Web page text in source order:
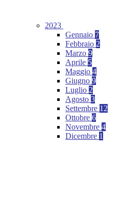
2023
Gennaio 7
Febbraio 2
Marzo 9
Aprile 5
Maggio 4
Giugno 9
Luglio 2
Agosto 3
Settembre 12
Ottobre 6
Novembre 4
Dicembre 1